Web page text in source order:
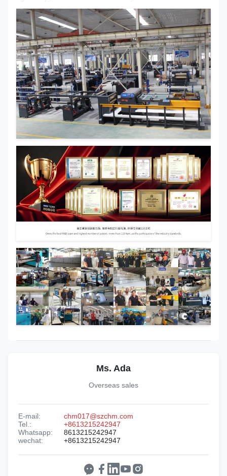
Ms. Ada
Overseas sales
E-mail:
chm017@szchm.com
Tel.:
+8613215242947
Whatsapp:
8613215242947
wechat:
+8613215242947